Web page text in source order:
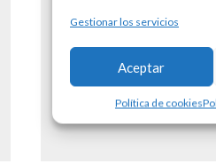
Gestionar los servicios
Aceptar
Política de cookies